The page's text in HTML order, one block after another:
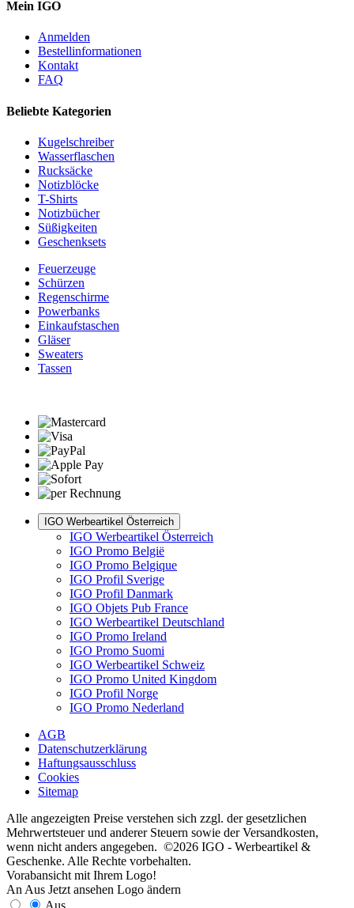
Mein IGO
Anmelden
Bestellinformationen
Kontakt
FAQ
Beliebte Kategorien
Kugelschreiber
Wasserflaschen
Rucksäcke
Notizblöcke
T-Shirts
Notizbücher
Süßigkeiten
Geschenksets
Feuerzeuge
Schürzen
Regenschirme
Powerbanks
Einkaufstaschen
Gläser
Sweaters
Tassen
IGO Werbeartikel Österreich
IGO Werbeartikel Österreich
IGO Promo België
IGO Promo Belgique
IGO Profil Sverige
IGO Profil Danmark
IGO Objets Pub France
IGO Werbeartikel Deutschland
IGO Promo Ireland
IGO Promo Suomi
IGO Werbeartikel Schweiz
IGO Promo United Kingdom
IGO Profil Norge
IGO Promo Nederland
AGB
Datenschutzerklärung
Haftungsausschluss
Cookies
Sitemap
Alle angezeigten Preise verstehen sich zzgl. der gesetzlichen
Mehrwertsteuer und anderer Steuern sowie der Versandkosten,
wenn nicht anders angegeben. ©2026 IGO - Werbeartikel &
Geschenke. Alle Rechte vorbehalten.
Vorabansicht mit Ihrem Logo!
An Aus Jetzt ansehen Logo ändern
Aus